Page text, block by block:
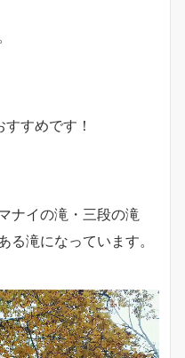
すめです！
ナイの滝・三段の滝
る滝になっています。